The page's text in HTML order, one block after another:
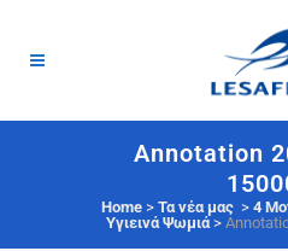
Annotation
Home> Τα νέα μας > 4
Υγιεινά Ψωμιά>